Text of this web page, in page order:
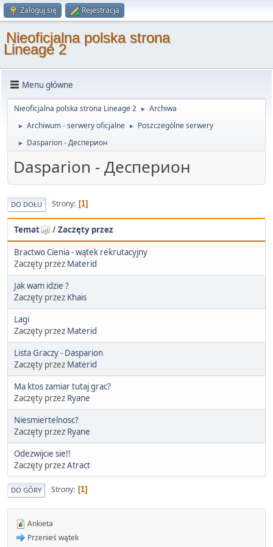
Zaloguj się Rejestracja
Nieoficjalna polska strona
Lineage 2
Menu główne
Nieoficjalna polska strona Lineage 2 ► Archiwa
► Archiwum - serwery oficjalne ► Poszczególne serwery
► Dasparion - Десперион
Dasparion - Десперион
DO DOŁU Strony 1
Temat /Zaczęty przez
Bractwo Cienia - wątek rekrutacyjny
Zaczęty przez Materid
Jak wam idzie ?
Zaczęty przez Khais
Lagi
Zaczęty przez Materid
Lista Graczy - Dasparion
Zaczęty przez Materid
Ma ktos zamiar tutaj grac?
Zaczęty przez Ryane
Niesmiertelnosc?
Zaczęty przez Ryane
Odezwijcie sie!!
Zaczęty przezAtract
DO GÓRY Strony 1
Ankieta
Przenieś wątek